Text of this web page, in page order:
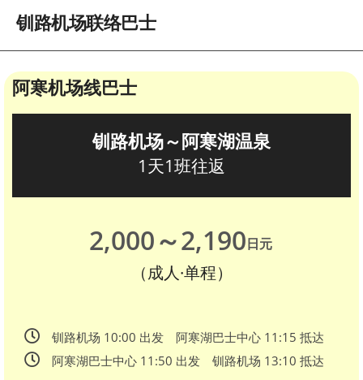
钏路机场联络巴士
阿寒机场线巴士
钏路机场～阿寒湖温泉
1天1班往返
2,000～2,190日元
（成人·单程）
钏路机场 10:00 出发 阿寒湖巴士中心 11:15 抵达
阿寒湖巴士中心 11:50 出发 钏路机场 13:10 抵达